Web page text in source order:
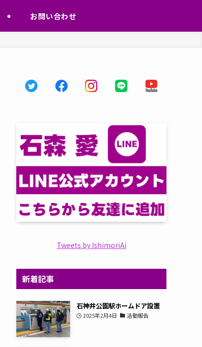
お問い合わせ
Tweets by IshimoriAi
新着記事
石神井公園駅ホームドア設置
2025年2月4日 活動報告